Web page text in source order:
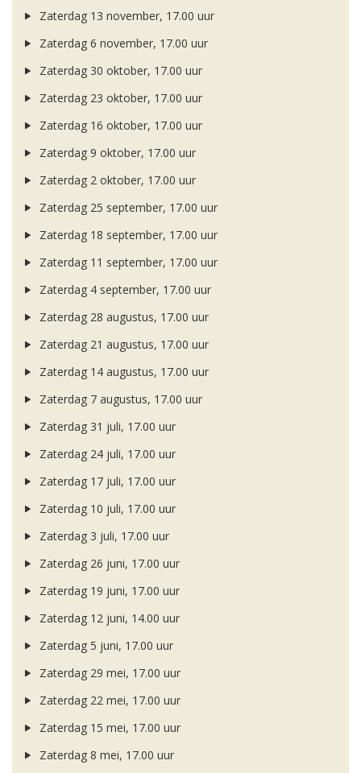
Zaterdag 13 november, 17.00 uur
Zaterdag 6 november, 17.00 uur
Zaterdag 30 oktober, 17.00 uur
Zaterdag 23 oktober, 17.00 uur
Zaterdag 16 oktober, 17.00 uur
Zaterdag 9 oktober, 17.00 uur
Zaterdag 2 oktober, 17.00 uur
Zaterdag 25 september, 17.00 uur
Zaterdag 18 september, 17.00 uur
Zaterdag 11 september, 17.00 uur
Zaterdag 4 september, 17.00 uur
Zaterdag 28 augustus, 17.00 uur
Zaterdag 21 augustus, 17.00 uur
Zaterdag 14 augustus, 17.00 uur
Zaterdag 7 augustus, 17.00 uur
Zaterdag 31 juli, 17.00 uur
Zaterdag 24 juli, 17.00 uur
Zaterdag 17 juli, 17.00 uur
Zaterdag 10 juli, 17.00 uur
Zaterdag 3 juli, 17.00 uur
Zaterdag 26 juni, 17.00 uur
Zaterdag 19 juni, 17.00 uur
Zaterdag 12 juni, 14.00 uur
Zaterdag 5 juni, 17.00 uur
Zaterdag 29 mei, 17.00 uur
Zaterdag 22 mei, 17.00 uur
Zaterdag 15 mei, 17.00 uur
Zaterdag 8 mei, 17.00 uur